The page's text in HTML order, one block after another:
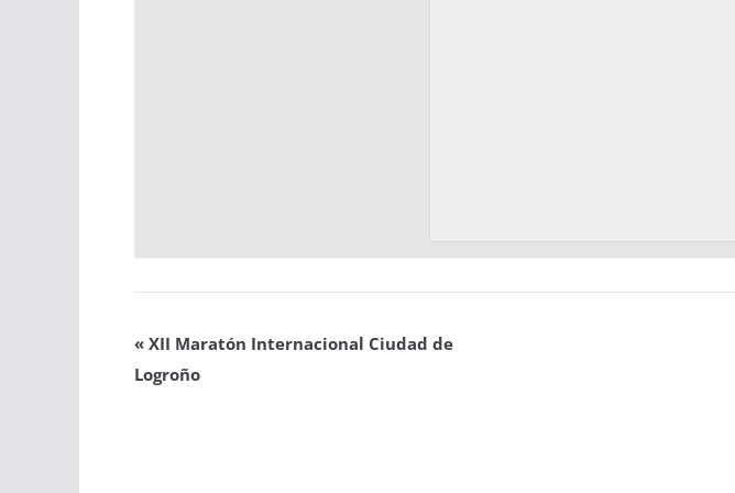
« XII Maratón Internacional Ciudad de
Logroño